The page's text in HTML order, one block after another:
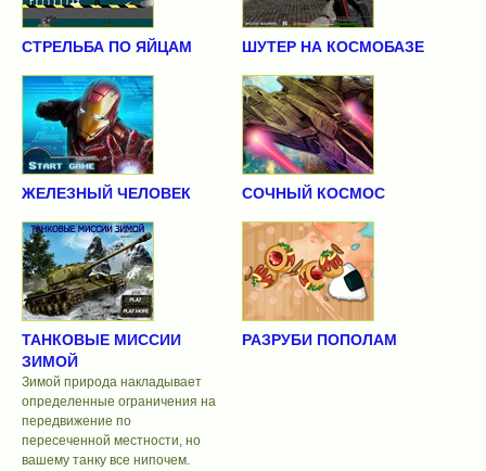
СТРЕЛЬБА ПО ЯЙЦАМ ШУТЕР НА КОСМОБАЗЕ
ЖЕЛЕЗНЫЙ ЧЕЛОВЕК СОЧНЫЙ КОСМОС
ТАНКОВЫЕ МИССИИ
ЗИМОЙ
Зимой природа накладывает
определенные ограничения на
передвижение по
пересеченной местности, но
вашему танку все нипочем.
РАЗРУБИ ПОПОЛАМ